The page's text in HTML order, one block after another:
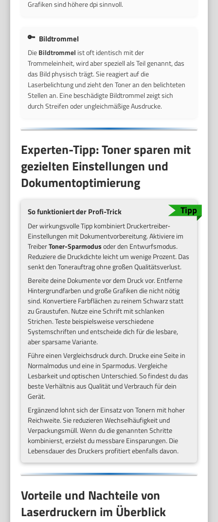
Grafiken sind höhere dpi sinnvoll.
Bildtrommel
DieBildtrommel ist oft identisch mit der
Trommeleinheit, wird aber speziell als Teil genannt, das
das Bild physisch trägt. Sie reagiert auf die
Laserbelichtung und zieht den Toner an den belichteten
Stellen an. Eine beschädigte Bildtrommel zeigt sich
durch Streifen oder ungleichmäßige Ausdrucke.
Experten-Tipp: Toner sparen mit
gezielten Einstellungen und
Dokumentoptimierung
So funktioniert der Profi-Trick
Der wirkungsvolle Tipp kombiniert Druckertreiber-
Einstellungen mit Dokumentvorbereitung. Aktiviere im
TreiberToner-Sparmodusoder den Entwurfsmodus.
Reduziere die Druckdichte leicht um wenige Prozent. Das
senkt den Tonerauftrag ohne großen Qualitätsverlust.
Bereite deine Dokumente vor dem Druck vor. Entferne
Hintergrundfarben und große Grafiken die nicht nötig
sind. Konvertiere Farbflächen zu reinem Schwarz statt
zu Graustufen. Nutze eine Schrift mit schlanken
Strichen. Teste beispielsweise verschiedene
Systemschriften und entscheide dich für die lesbare,
aber sparsame Variante.
Führe einen Vergleichsdruck durch. Drucke eine Seite in
Normalmodus und eine in Sparmodus. Vergleiche
Lesbarkeit und optischen Unterschied. So findest du das
beste Verhältnis aus Qualität und Verbrauch für dein
Gerät.
Ergänzend lohnt sich der Einsatz von Tonern mit hoher
Reichweite. Sie reduzieren Wechselhäufigkeit und
Verpackungsmüll. Wenn du die genannten Schritte
kombinierst, erzielst du messbare Einsparungen. Die
Lebensdauer des Druckers profitiert ebenfalls davon.
Vorteile und Nachteile von
Laserdruckern im Überblick